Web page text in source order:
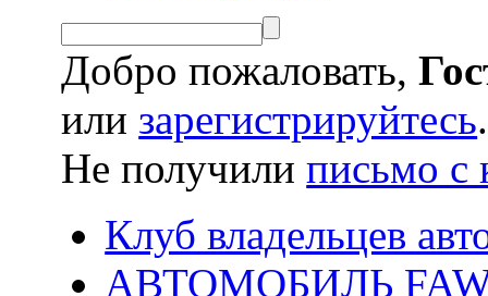
Добро пожаловать,
или зарегистрируйтесь.
Не получилиписьмо с
Клуб владельцев
АВТОМОБИЛЬ